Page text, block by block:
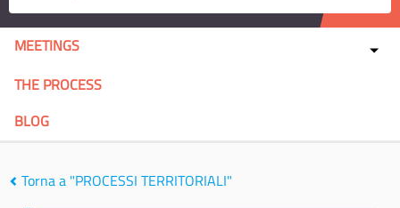
MEETINGS
THE PROCESS
BLOG
Torna a "PROCESSI TERRITORIALI"